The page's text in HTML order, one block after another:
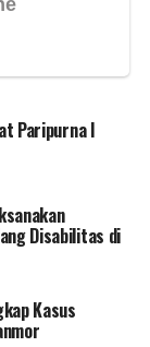
Paripurna I
Disabilitas di
Kasus